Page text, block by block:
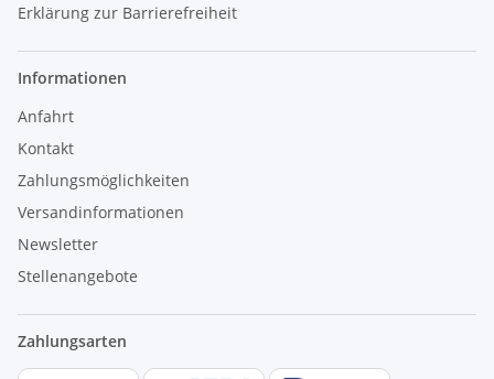
Erklärung zur Barrierefreiheit
Informationen
Anfahrt
Kontakt
Zahlungsmöglichkeiten
Versandinformationen
Newsletter
Stellenangebote
Zahlungsarten